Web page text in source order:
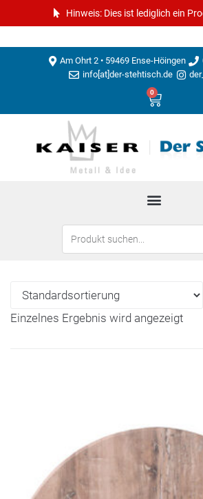
Hinweis: Dies ist lediglich ein
Am Ohrt 2 • 59469 Ense-Höingen
info[at]der-stehtisch.de
0
Einzelnes Ergebnis wird angezeigt